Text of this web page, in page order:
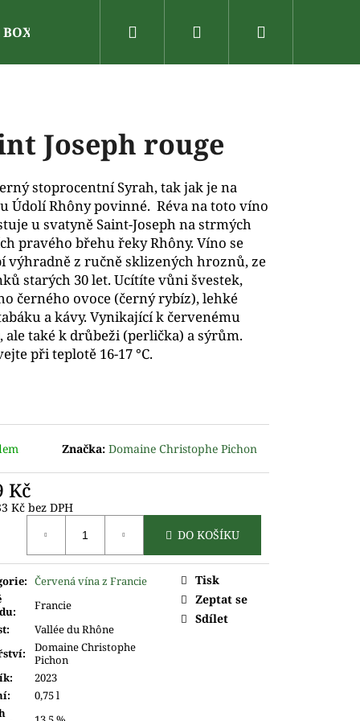
Dárkové poukazy Vinařské oblasti
Přihlášení
Joseph rouge
stoprocentní Syrah, tak jak je na
Údolí Rhôny povinné. Réva na toto víno
u svatyně Saint-Joseph na strmých
pravého břehu řeky Rhôny. Víno se
výhradně z ručně sklizených hroznů, ze
starých 30 let. Ucítíte vůni švestek,
černého ovoce (černý rybíz), lehké
a kávy. Vynikající k červenému
ale také k drůbeži (perlička) a sýrům.
při teplotě 16-17 °C.
Značka: Domaine Christophe Pichon
Kč
Kč bez DPH
DO KOŠÍKU
: Červená vína z Francie
:
Francie
:
Vallée du Rhône
:
Domaine Christophe
Pichon
:
2023
:
0,75 l
Tisk
Zeptat se
Sdílet